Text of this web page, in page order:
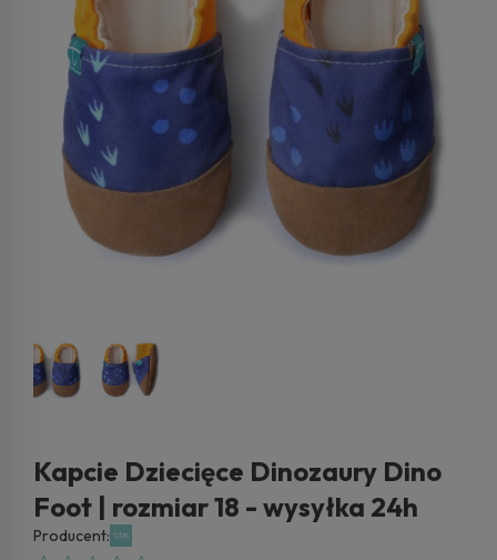
Kapcie Dziecięce Dinozaury Dino
Foot | rozmiar 18 - wysyłka 24h
Producent: